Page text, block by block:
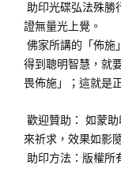
助印光碟弘法殊勝
證無量光上覺。
佛家所講的「佈施
得到聰明智慧，就
畏佈施」；這就是
歡迎贊助： 如蒙
來祈求，效果如影
助印方法： 版權所